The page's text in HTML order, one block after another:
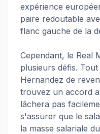
expérience
paire redoutable
flanc gauche de la
Cependant, le Real
plusieurs défis.
Hernandez de
trouvez un accord
lâchera pas
s'assurer que le
la masse salariale